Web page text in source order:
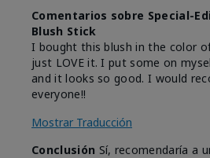
Comentarios sobre Special-
Blush Stick
I bought this blush in the color
just LOVE it. I put some on
and it looks so good. I would
everyone!!
Mostrar Traducción
Conclusión Sí, recomendaría a